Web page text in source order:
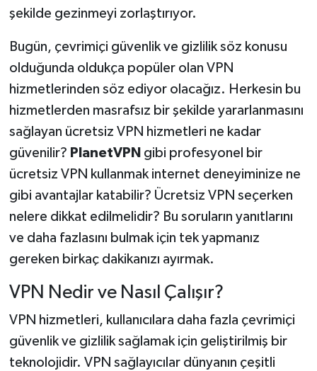
şekilde gezinmeyi zorlaştırıyor.
Bugün, çevrimiçi güvenlik ve gizlilik söz konusu
olduğunda oldukça popüler olan VPN
hizmetlerinden söz ediyor olacağız. Herkesin bu
hizmetlerden masrafsız bir şekilde yararlanmasını
sağlayan ücretsiz VPN hizmetleri ne kadar
güvenilir? PlanetVPN gibi profesyonel bir
ücretsiz VPN kullanmak internet deneyiminize ne
gibi avantajlar katabilir? Ücretsiz VPN seçerken
nelere dikkat edilmelidir? Bu soruların yanıtlarını
ve daha fazlasını bulmak için tek yapmanız
gereken birkaç dakikanızı ayırmak.
VPN Nedir ve Nasıl Çalışır?
VPN hizmetleri, kullanıcılara daha fazla çevrimiçi
güvenlik ve gizlilik sağlamak için geliştirilmiş bir
teknolojidir. VPN sağlayıcılar dünyanın çeşitli